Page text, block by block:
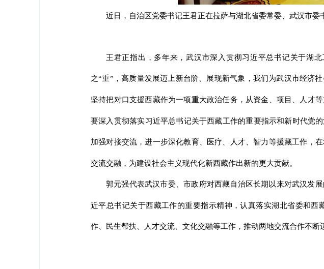
近日，自治区党委书记王君正在拉萨与湖北省委常委、武汉市
王君正指出，多年来，武汉市深入贯彻习近平总书记关于湖
之“重”，高质量发展迈上新台阶、展现新气象，我们为武汉市经济
坚持把对口支援西藏作为一项重大政治任务，从资金、项目、人才
要深入贯彻落实习近平总书记关于西藏工作的重要指示和新时代党
加强对接交流，进一步深化教育、医疗、人才、智力等援藏工作，
交流交融，为建设社会主义现代化新西藏作出新的更大贡献。
郭元强代表武汉市委、市政府对西藏自治区长期以来对武汉发
近平总书记关于西藏工作的重要指示精神，认真落实湖北省委和
作、民生帮扶、人才交流、文化交融等工作，推动两地交流合作不